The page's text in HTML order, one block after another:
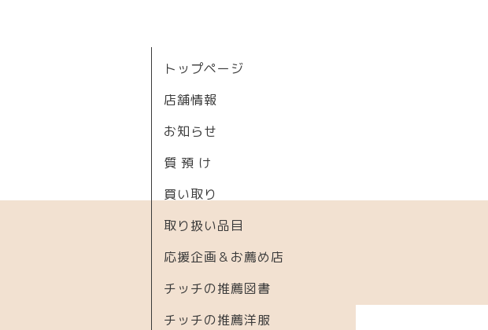
トップページ
店舗情報
お知らせ
質 預 け
買い取り
取り扱い品目
応援企画＆お薦め店
チッチの推薦図書
チッチの推薦洋服